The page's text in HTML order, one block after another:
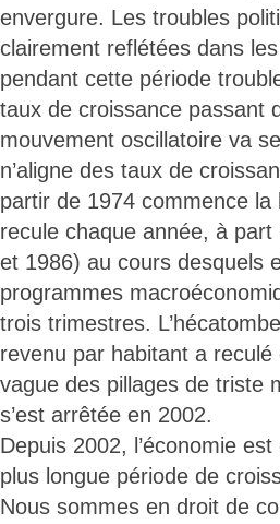
envergure. Les troubles
clairement reflétées dans
pendant cette période
taux de croissance passant
mouvement oscillatoire va
n’aligne des taux de
partir de 1974 commence la
recule chaque année, à
et 1986) au cours desquels
programmes
trois trimestres.
revenu par habitant a reculé
vague des pillages de triste
s’est arrêtée en 2002.
Depuis 2002, l’économie
plus longue période de
Nous sommes en droit de